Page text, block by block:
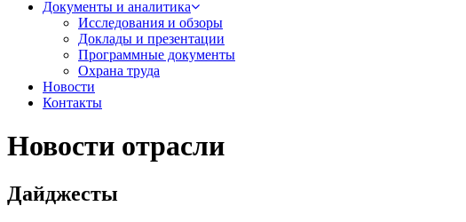
Документы и аналитика
Исследования и обзоры
Доклады и презентации
Программные документы
Охрана труда
Новости
Контакты
Новости отрасли
Дайджесты